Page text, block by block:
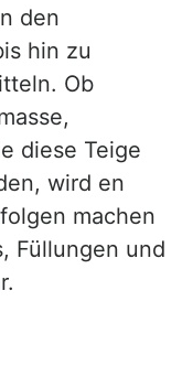
den
hin zu
Ob
diese Teige
wird en
machen
Füllungen und